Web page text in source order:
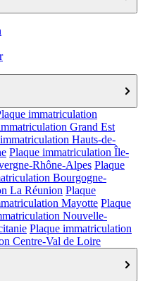
immatriculation
Grand Est
Hauts-de-
Plaque immatriculation Île-
Rhône-Alpes Plaque
Bourgogne-
La Réunion Plaque
Mayotte Plaque
Nouvelle-
Plaque immatriculation
Centre-Val de Loire